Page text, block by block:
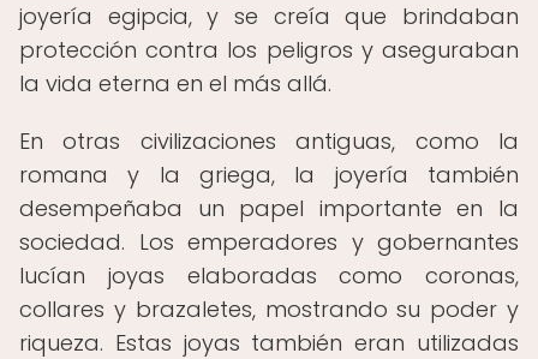
joyería egipcia, y se creía que brindaban
protección contra los peligros y aseguraban
la vida eterna en el más allá.
En otras civilizaciones antiguas, como la
romana y la griega, la joyería también
desempeñaba un papel importante en la
sociedad. Los emperadores y gobernantes
lucían joyas elaboradas como coronas,
collares y brazaletes, mostrando su poder y
riqueza. Estas joyas también eran utilizadas